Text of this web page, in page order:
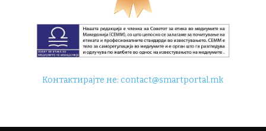
Контактирајте не:contact@smartportal.mk